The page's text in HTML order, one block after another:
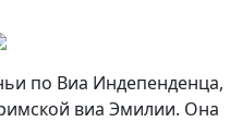
по Виа Индепенденца,
виа Эмилии. Она